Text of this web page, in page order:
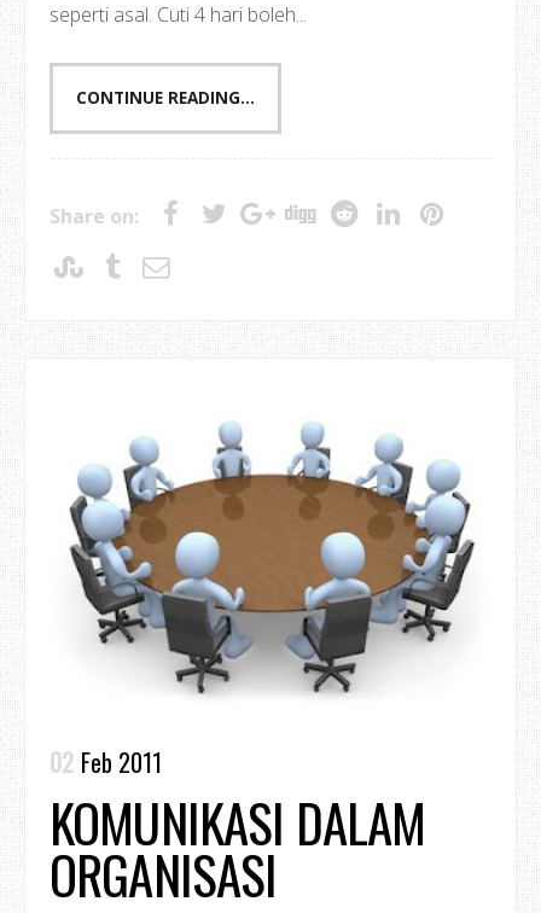
seperti asal. Cuti 4 hari boleh...
CONTINUE READING...
Share on:
02 Feb 2011
KOMUNIKASI DALAM
ORGANISASI